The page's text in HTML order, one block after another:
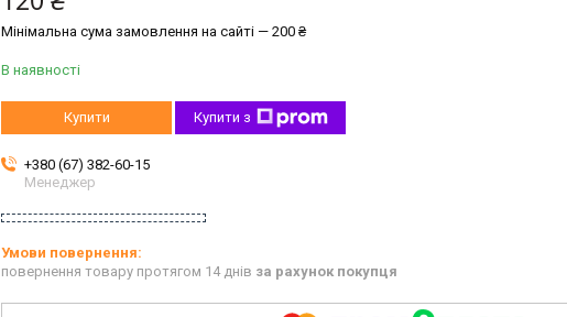
Мінімальна сума замовлення на сайті — 200 ₴
В наявності
Купити Купити з
+380 (67) 382-60-15
Менеджер
повернення товару протягом 14 днів за рахунок покупця